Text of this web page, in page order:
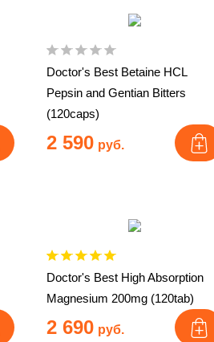
Doctor's Best Betaine HCL
Pepsin and Gentian Bitters
(120caps)
2 590 руб.
Doctor's Best High Absorption
Magnesium 200mg (120tab)
2 690 руб.